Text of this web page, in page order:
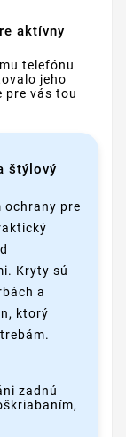
aktívny
telefónu
jeho
pre vás tou
štýlový
ochrany pre
Kryty sú
a
ktorý
zadnú